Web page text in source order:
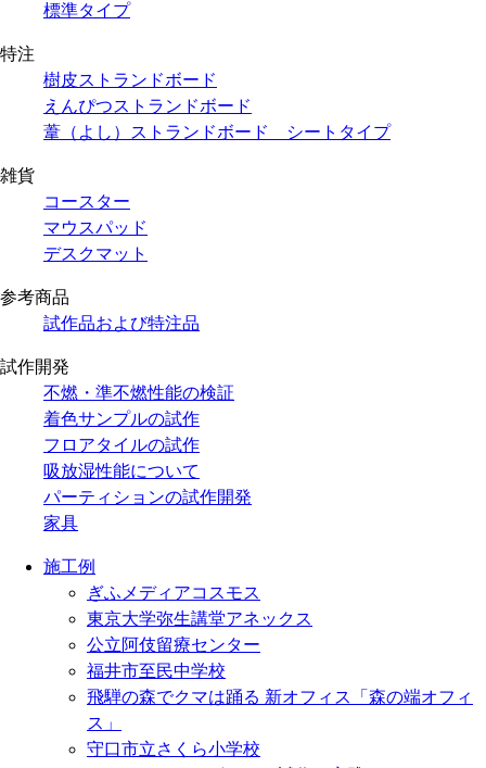
標準タイプ
特注
樹皮ストランドボード
えんぴつストランドボード
葦（よし）ストランドボード シートタイプ
雑貨
コースター
マウスパッド
デスクマット
参考商品
試作品および特注品
試作開発
不燃・準不燃性能の検証
着色サンプルの試作
フロアタイルの試作
吸放湿性能について
パーティションの試作開発
家具
施工例
ぎふメディアコスモス
東京大学弥生講堂アネックス
公立阿伎留療センター
福井市至民中学校
飛騨の森でクマは踊る 新オフィス「森の端オフィ
ス」
守口市立さくら小学校